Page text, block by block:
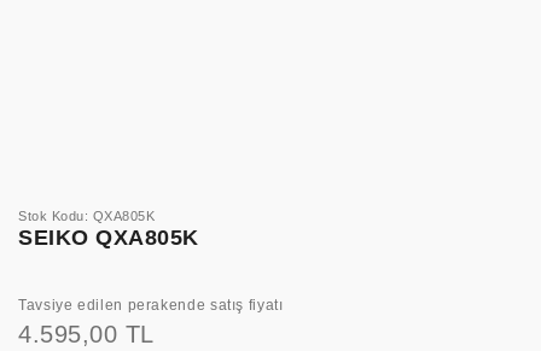
Stok Kodu: QXA805K
SEIKO QXA805K
Tavsiye edilen perakende satış fiyatı
4.595,00 TL